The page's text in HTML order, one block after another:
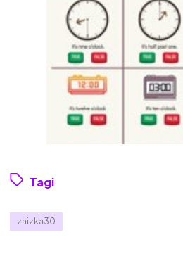
Tagi
znizka30